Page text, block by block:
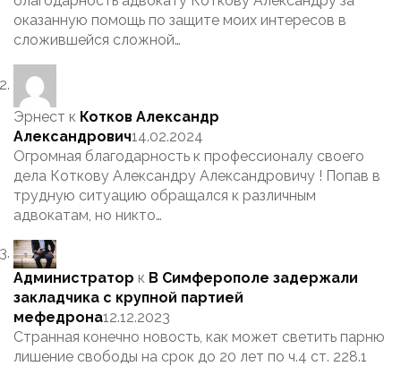
оказанную помощь по защите моих интересов в
сложившейся сложной…
Эрнест к Котков Александр
Александрович14.02.2024
Огромная благодарность к профессионалу своего
дела Коткову Александру Александровичу ! Попав в
трудную ситуацию обращался к различным
адвокатам, но никто…
Администратор к В Симферополе задержали
закладчика с крупной партией
мефедрона12.12.2023
Странная конечно новость, как может светить парню
лишение свободы на срок до 20 лет по ч.4 ст. 228.1